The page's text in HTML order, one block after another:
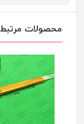
محصولات مرتبط